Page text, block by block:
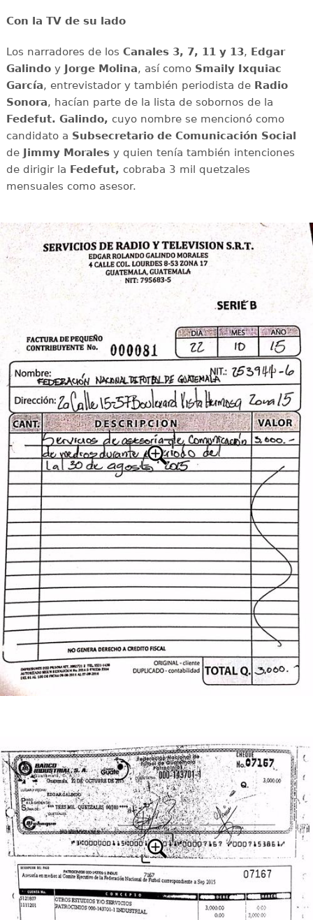
Con la TV de su lado
Los narradores de los Canales 3, 7, 11 y 13, Edgar
GalindoyJorge Molina, así comoSmaily Ixquiac
García, entrevistador y también periodista de Radio
Sonora, hacían parte de la lista de sobornos de la
Fedefut. Galindo, cuyo nombre se mencionó como
candidato a Subsecretario de Comunicación Social
de Jimmy Moralesy quien tenía también intenciones
de dirigir la Fedefut, cobraba 3 mil quetzales
mensuales como asesor.